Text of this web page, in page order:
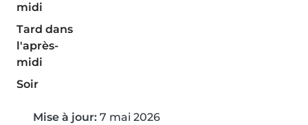
midi
Tard dans
l'après-
midi
Soir
Mise à jour: 7 mai 2026